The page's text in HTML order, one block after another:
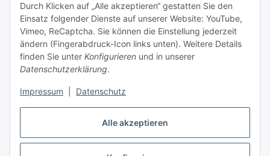
Alle akzeptieren
Durch Klicken auf „Alle akzeptieren“ gestatten Sie den
Einsatz folgender Dienste auf unserer Website: YouTube,
Vimeo, ReCaptcha. Sie können die Einstellung jederzeit
ändern (Fingerabdruck-Icon links unten). Weitere Details
finden Sie unter Konfigurieren und in unserer
Datenschutzerklärung.
Impressum Datenschutz
Paketdienst und Spedition
Regionaler Lieferservice im Umkreis von ca. 60 Km
Sicherheit
Vertrag widerrufen